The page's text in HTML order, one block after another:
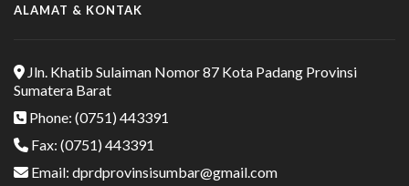
ALAMAT & KONTAK
Jln. Khatib Sulaiman Nomor 87 Kota Padang Provinsi
Sumatera Barat
Phone: (0751) 443391
Fax: (0751) 443391
Email: dprdprovinsisumbar@gmail.com